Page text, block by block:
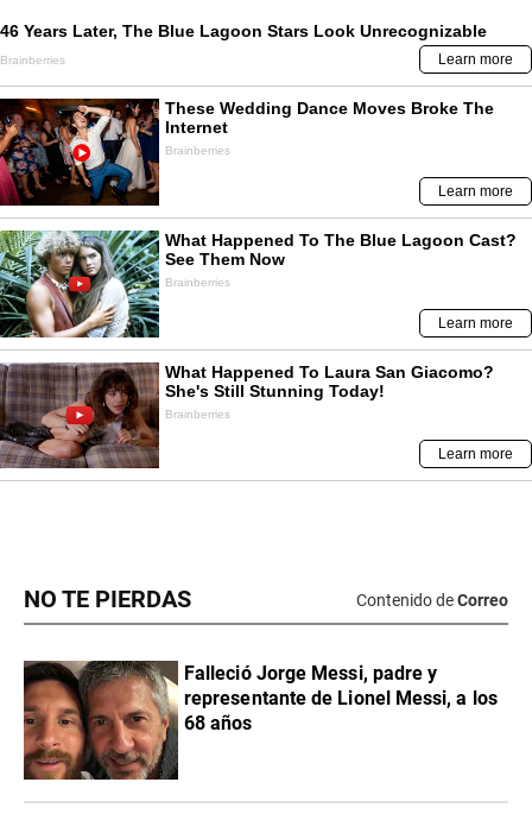
NO TE PIERDAS Contenido deCorreo
Falleció Jorge Messi, padre y
representante de Lionel Messi, a los
68 años